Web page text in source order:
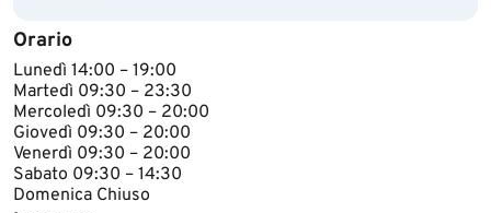
Orario
​Lunedì 14:00 – 19:00
Martedì 09:30 – 23:30
Mercoledì 09:30 – 20:00
Giovedì 09:30 – 20:00
Venerdì 09:30 – 20:00
Sabato 09:30 – 14:30
Domeni​ca Chiuso​​​